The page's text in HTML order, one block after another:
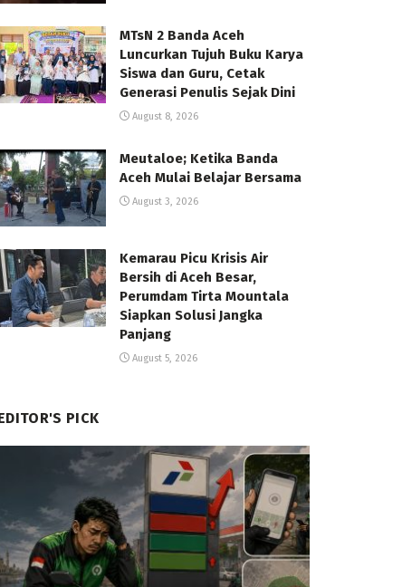
MTsN 2 Banda Aceh
Luncurkan Tujuh Buku Karya
Siswa dan Guru, Cetak
Generasi Penulis Sejak Dini
August 8, 2026
Meutaloe; Ketika Banda
Aceh Mulai Belajar Bersama
August 3, 2026
Kemarau Picu Krisis Air
Bersih di Aceh Besar,
Perumdam Tirta Mountala
Siapkan Solusi Jangka
Panjang
August 5, 2026
PICK